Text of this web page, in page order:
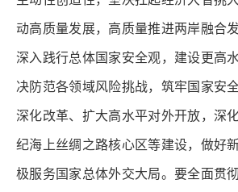
动高质量发展，高质量推进两岸融合
深入践行总体国家安全观，建设更高
决防范各领域风险挑战，筑牢国家安
深化改革、扩大高水平对外开放，深
纪海上丝绸之路核心区等建设，做好
极服务国家总体外交大局。要全面贯